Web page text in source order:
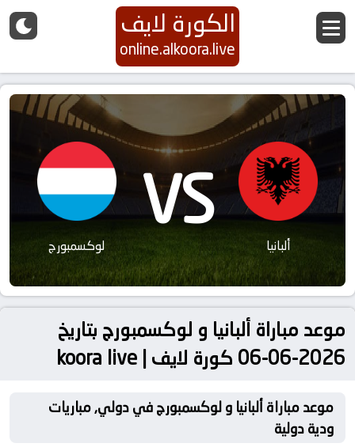
الكورة لايف
online.alkoora.live
ألبانيا VS لوكسمبورج
موعد مباراة ألبانيا و لوكسمبورج بتاريخ
2026-06-06 كورة لايف | koora live
موعد مباراة ألبانيا و لوكسمبورج في دولي, مباريات
ودية دولية